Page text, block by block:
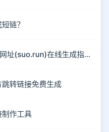
链？
3分钟搞定防红链接！快缩短网址(suo.run)在线生成指南
转链接免费生成
作工具